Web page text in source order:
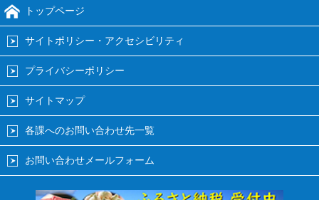
トップページ
サイトポリシー・アクセシビリティ
プライバシーポリシー
サイトマップ
各課へのお問い合わせ先一覧
お問い合わせメールフォーム